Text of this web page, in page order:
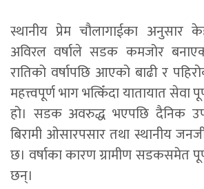
स्थानीय प्रेम चौलागाईका अनुसार
अविरल वर्षाले सडक कमजोर
रातिको वर्षापछि आएको बाढी र
महत्त्वपूर्ण भाग भत्किँदा यातायात सेवा
हो। सडक अवरुद्ध भएपछि दैनिक
बिरामी ओसारपसार तथा स्थानीय
छ। वर्षाका कारण ग्रामीण सडकसमेत
छन्।